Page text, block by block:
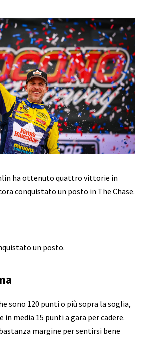
ha ottenuto quattro vittorie in
conquistato un posto in The Chase.
un posto.
sono 120 punti o più sopra la soglia,
in media 15 punti a gara per cadere.
margine per sentirsi bene